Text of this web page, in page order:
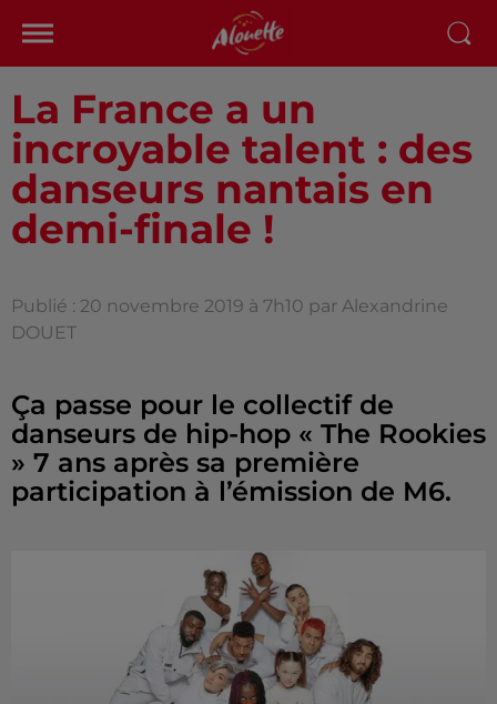
La France a un
incroyable talent : des
danseurs nantais en
demi-finale !
Publié : 20 novembre 2019 à 7h10 par Alexandrine
DOUET
Ça passe pour le collectif de
danseurs de hip-hop « The Rookies
» 7 ans après sa première
participation à l’émission de M6.